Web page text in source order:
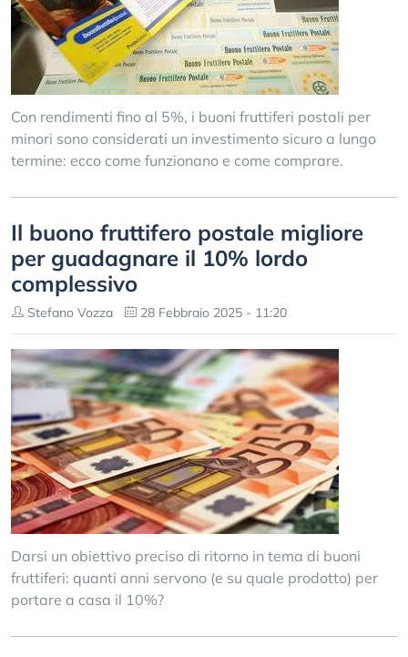
Con rendimenti fino al 5%, i buoni fruttiferi postali per
minori sono considerati un investimento sicuro a lungo
termine: ecco come funzionano e come comprare.
Il buono fruttifero postale migliore
per guadagnare il 10% lordo
complessivo
Stefano Vozza 28 Febbraio 2025 - 11:20
Darsi un obiettivo preciso di ritorno in tema di buoni
fruttiferi: quanti anni servono (e su quale prodotto) per
portare a casa il 10%?